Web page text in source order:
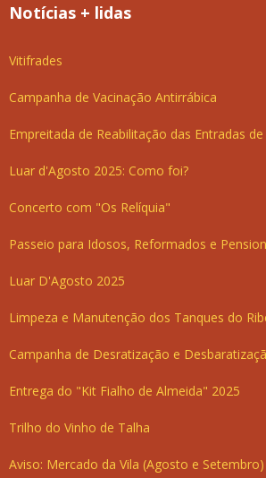
Notícias + lidas
Vitifrades
Campanha de Vacinação Antirrábica
Empreitada de Reabilitação das Entradas de
Luar d'Agosto 2025: Como foi?
Concerto com "Os Relíquia"
Passeio para Idosos, Reformados e
Luar D'Agosto 2025
Limpeza e Manutenção dos Tanques do
Campanha de Desratização e
Entrega do "Kit Fialho de Almeida" 2025
Trilho do Vinho de Talha
Aviso: Mercado da Vila (Agosto e Setembro)